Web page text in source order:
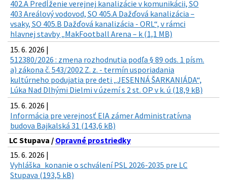
402.A Predĺženie verejnej kanalizácie v komunikácii, SO
403 Areálový vodovod, SO 405.A Dažďová kanalizácia –
vsaky, SO 405.B Dažďová kanalizácia - ORL“, v rámci
hlavnej stavby „MakFootball Arena – k (1,1 MB)
15. 6. 2026 |
512380/2026 : zmena rozhodnutia podľa § 89 ods. 1 písm.
a) zákona č. 543/2002 Z. z. - termín usporiadania
kultúrneho podujatia pre deti „JESENNÁ ŠARKANIÁDA“,
Lúka Nad Dlhými Dielmi v území s 2 st. OP v k. ú (18,9 kB)
15. 6. 2026 |
Informácia pre verejnosť EIA zámer Administratívna
budova Bajkalská 31 (143,6 kB)
LC Stupava / Opravné prostriedky
15. 6. 2026 |
Vyhláška_konanie o schválení PSL 2026-2035 pre LC
Stupava (193,5 kB)